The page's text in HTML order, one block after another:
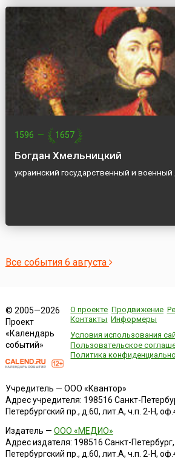
1596 — 1657
Богдан Хмельницкий
украинский государственный и военный
Все события 6 августа
© 2005—2026
Проект
«Календарь
событий»
О проекте Продвижение
Контакты Информеры
Условия использования
Пользовательское
Политика
Учредитель — ООО «Квантор»
Адрес учредителя: 198516 Санкт-
Петербургский пр., д.60, лит.А, ч.п. 2-Н,
Издатель — ООО «МЕДИО»
Адрес издателя: 198516 Санкт-
Петербургский пр., д.60, лит.А, ч.п. 2-Н,